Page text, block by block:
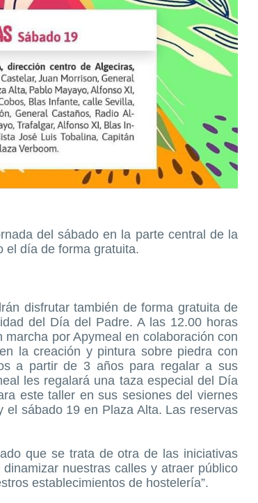
del sábado en la parte central de la
el día de forma gratuita.
disfrutar también de forma gratuita de
del Día del Padre. A las 12.00 horas
por Apymeal en colaboración con
la creación y pintura sobre piedra con
a partir de 3 años para regalar a sus
les regalará una taza especial del Día
este taller en sus sesiones del viernes
sábado 19 en Plaza Alta. Las reservas
que se trata de otra de las iniciativas
nuestras calles y atraer público
establecimientos de hostelería”.